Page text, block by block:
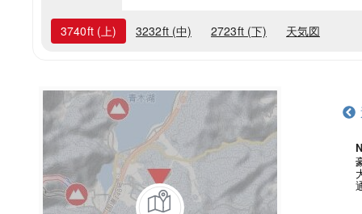
3740ft (上) 3232ft (中) 2723ft (下) 天気図